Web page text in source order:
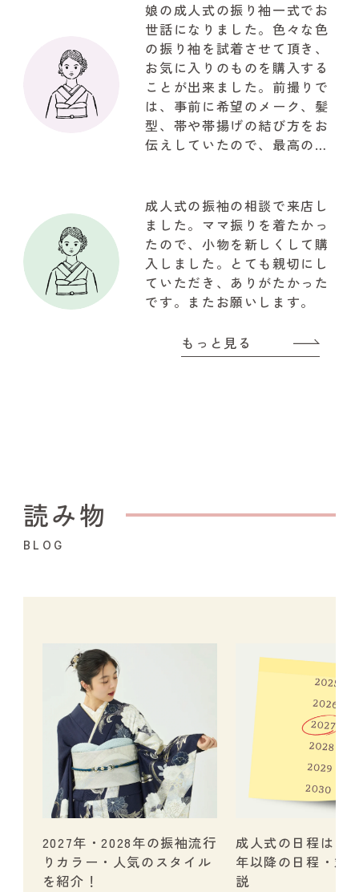
娘の成人式の振り袖一式でお
世話になりました。色々な色
の振り袖を試着させて頂き、
お気に入りのものを購入する
ことが出来ました。前撮りで
は、事前に希望のメーク、髪
型、帯や帯揚げの結び方をお
伝えしていたので、最高の仕
以上の写真が取れて大満足で
した。関わって下さいました
『やまと』のスタッフの皆様
に感謝でいっぱいです!!!有難
うございました
成人式の振袖の相談で来店し
ました。ママ振りを着たかっ
たので、小物を新しくして購
入しました。とても親切にし
ていただき、ありがたかった
です。またお願いします。
もっと見る
読み物
BLOG
2027年・2028年の振袖流行
りカラー・人気のスタイル
を紹介！
成人式の日程はい
年以降の日程・対
説